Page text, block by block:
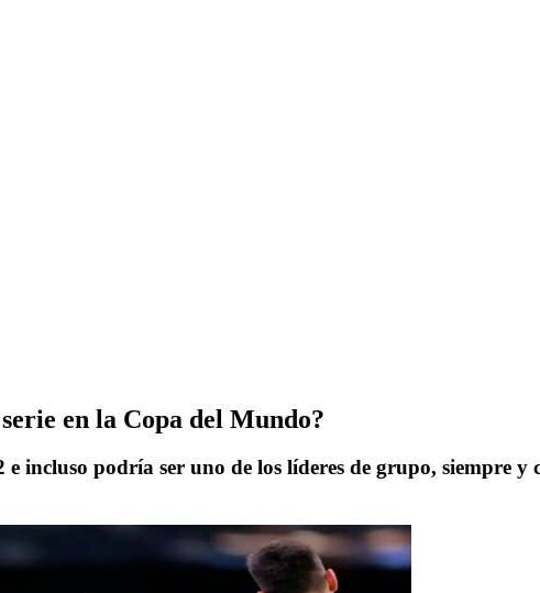
en la Copa del Mundo?
incluso podría ser uno de los líderes de grupo, siempre y